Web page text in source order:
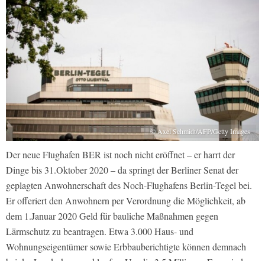
© Axel Schmidt/AFP/Getty Images
Der neue Flughafen BER ist noch nicht eröffnet – er harrt der
Dinge bis 31.Oktober 2020 – da springt der Berliner Senat der
geplagten Anwohnerschaft des Noch-Flughafens Berlin-Tegel bei.
Er offeriert den Anwohnern per Verordnung die Möglichkeit, ab
dem 1.Januar 2020 Geld für bauliche Maßnahmen gegen
Lärmschutz zu beantragen. Etwa 3.000 Haus- und
Wohnungseigentümer sowie Erbbauberichtigte können demnach